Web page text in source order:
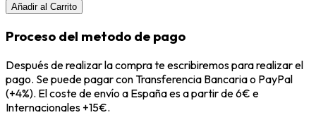
Añadir al Carrito
Proceso del metodo de pago
Después de realizar la compra te escribiremos para realizar el
pago. Se puede pagar con Transferencia Bancaria o PayPal
(+4%). El coste de envío a España es a partir de 6€ e
Internacionales +15€.